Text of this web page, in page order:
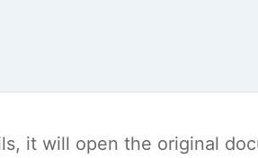
it will open the original